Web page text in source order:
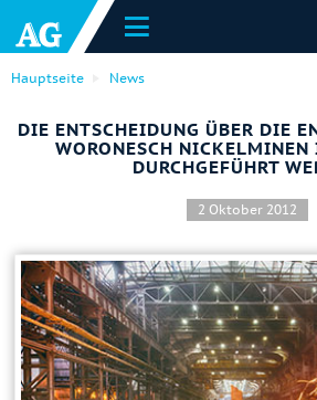
Hauptseite News
DIE ENTSCHEIDUNG ÜBER DIE
WORONESCH
DURCHGEFÜHRT
2 Oktober 2012